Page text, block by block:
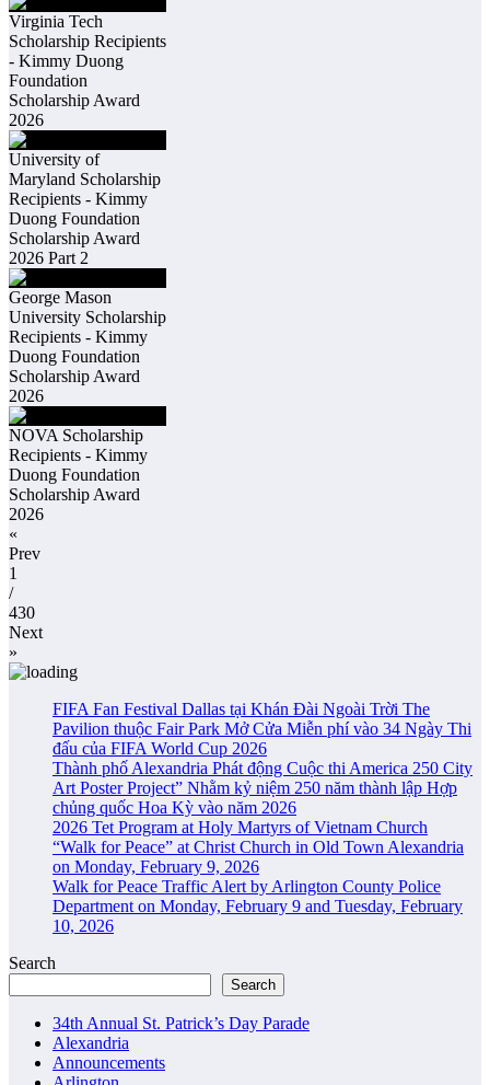
Virginia Tech
Scholarship Recipients
- Kimmy Duong
Foundation
Scholarship Award
2026
University of
Maryland Scholarship
Recipients - Kimmy
Duong Foundation
Scholarship Award
2026 Part 2
George Mason
University Scholarship
Recipients - Kimmy
Duong Foundation
Scholarship Award
2026
NOVA Scholarship
Recipients - Kimmy
Duong Foundation
Scholarship Award
2026
«
Prev
1
/
430
Next
»
FIFA Fan Festival Dallas tại Khán Đài Ngoài Trời The
Pavilion thuộc Fair Park Mở Cửa Miễn phí vào 34 Ngày Thi
đấu của FIFA World Cup 2026
Thành phố Alexandria Phát động Cuộc thi America 250 City
Art Poster Project” Nhằm kỷ niệm 250 năm thành lập Hợp
chủng quốc Hoa Kỳ vào năm 2026
2026 Tet Program at Holy Martyrs of Vietnam Church
“Walk for Peace” at Christ Church in Old Town Alexandria
on Monday, February 9, 2026
Walk for Peace Traffic Alert by Arlington County Police
Department on Monday, February 9 and Tuesday, February
10, 2026
Search
Search
34th Annual St. Patrick’s Day Parade
Alexandria
Announcements